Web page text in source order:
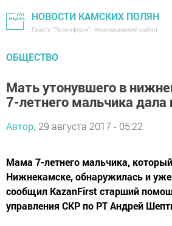
НОВОСТИ КАМСКИХ ПОЛЯН
Газета "Посинформ" - Нижнекамский район
ОБЩЕСТВО
Мать утонувшего в
7-летнего мальчика дала
Автор, 29 августа 2017 - 05:22
Мама 7-летнего мальчика,
Нижнекамске, обнаружилась и
сообщил KazanFirst старший
управления СКР по РТ Андрей